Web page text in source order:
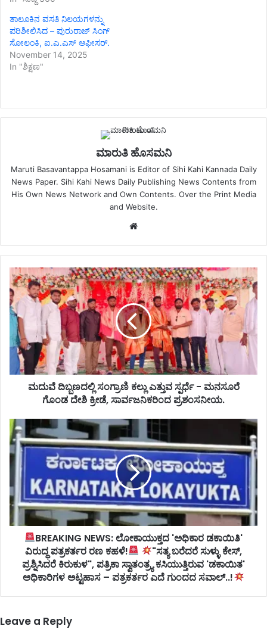
ತಾಲೂಕಿನ ವಸತಿ ನಿಲಯಗಳನ್ನು
ಪರಿಶೀಲಿಸಿದ – ಪುರುರಾಜ್ ಸಿಂಗ್
ಸೋಲಂಕಿ, ಐ.ಎ.ಎಸ್ ಆಫೀಸರ್.
November 14, 2025
In "ಶಿಕ್ಷಣ"
ಮಾರುತಿ ಹೊಸಮನಿ
Maruti Basavantappa Hosamani is Editor of Sihi Kahi Kannada Daily
News Paper. Sihi Kahi News Daily Publishing News Contents from
His Own News Network and Own Contents. Over the Print Media
and Website.
Website
ಮದುವೆ ದಿಬ್ಬಣದಲ್ಲಿ ಸಂಗ್ರಾಣಿ ಕಲ್ಲು ಎತ್ತುವ ಸ್ಪರ್ಧೆ - ಮನಸೂರೆ
ಗೊಂಡ ದೇಶಿ ಕ್ರೀಡೆ, ಸಾರ್ವಜನಿಕರಿಂದ ಪ್ರಶಂಸನೀಯ.
BREAKING NEWS: ಲೋಕಾಯುಕ್ತದ 'ಅಧಿಕಾರ ಡಕಾಯಿತಿ'
ವಿರುದ್ಧ ಪತ್ರಕರ್ತರ ರಣ ಕಹಳೆ!
"ಸತ್ಯ ಬರೆದರೆ ಸುಳ್ಳು ಕೇಸ್,
ಪ್ರಶ್ನಿಸಿದರೆ ಕಿರುಕುಳ", ಪತ್ರಿಕಾ ಸ್ವಾತಂತ್ರ್ಯ ಕಸಿಯುತ್ತಿರುವ 'ಡಕಾಯಿತ'
ಅಧಿಕಾರಿಗಳ ಅಟ್ಟಹಾಸ – ಪತ್ರಕರ್ತರ ಎದೆ ಗುಂದದ ಸವಾಲ್..!
Leave a Reply